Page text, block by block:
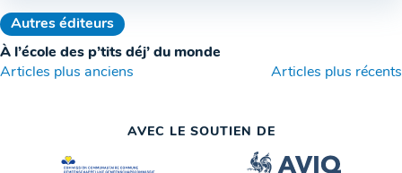
Autres éditeurs
À l’école des p’tits déj’ du monde
Navigation
articles
Articles plus anciens Articles plus récents
AVEC LE SOUTIEN DE